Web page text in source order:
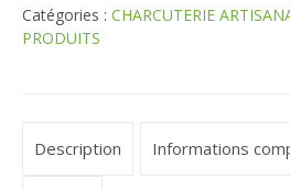
artisanale
fumée
genièvre
Catégories : CHARCUTERIE
PRODUITS
Description Informations